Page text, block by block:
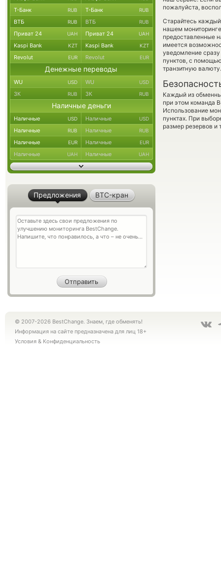
пожалуйста,
Старайтесь
нашем
предоставленные
имеется
уведомление
пунктов, с
транзитную валюту.
Каждый из
при этом команда
Использование
пунктах. При
размер резервов и
Т-Банк RUB Т-Банк RUB
ВТБ RUB ВТБ RUB
Приват 24 UAH Приват 24 UAH
Kaspi Bank KZT Kaspi Bank KZT
Revolut EUR Revolut EUR
Денежные переводы
WU USD WU USD
ЗК RUB ЗК RUB
Наличные деньги
Наличные USD Наличные USD
Наличные RUB Наличные RUB
Наличные EUR Наличные EUR
Наличные UAH Наличные UAH
Предложения BTC-кран
© 2007-2026 BestChange. Знаем, где обменять!
Информация на сайте предназначена для лиц 18+
Условия & Конфиденциальность